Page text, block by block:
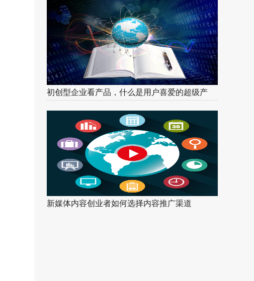
初创型企业看产品，什么是用户喜爱的超级产
新媒体内容创业者如何选择内容推广渠道